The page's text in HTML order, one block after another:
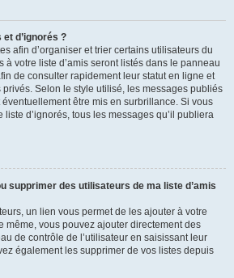
d’ignorés ?
afin d’organiser et trier certains utilisateurs du
à votre liste d’amis seront listés dans le panneau
de consulter rapidement leur statut en ligne et
privés. Selon le style utilisé, les messages publiés
être mis en surbrillance. Si vous
d’ignorés, tous les messages qu’il publiera
supprimer des utilisateurs de ma liste d’amis
un lien vous permet de les ajouter à votre
même, vous pouvez ajouter directement des
de contrôle de l’utilisateur en saisissant leur
également les supprimer de vos listes depuis